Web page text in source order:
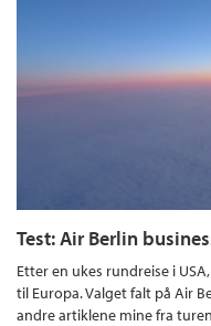
Test: Air Berlin
Etter en ukes rundreise i
til Europa. Valget falt på Air
andre artiklene mine fra